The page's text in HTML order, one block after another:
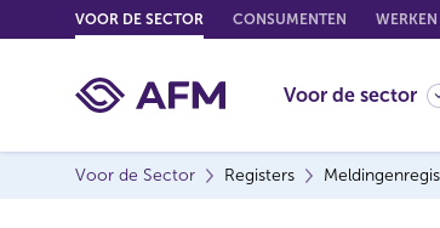
o
o
VOOR DE SECTOR CONSUMENTEN
Voor de sector
Voor de Sector Registers